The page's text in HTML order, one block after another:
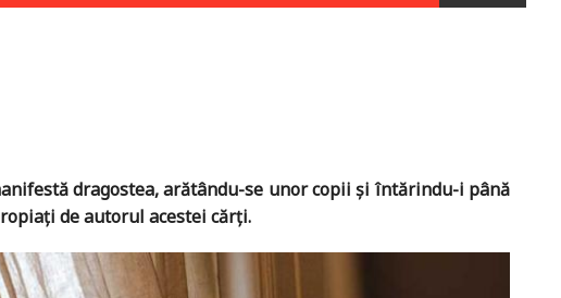
dragostea, arătându-se unor copii și întărindu-i până
de autorul acestei cărţi.